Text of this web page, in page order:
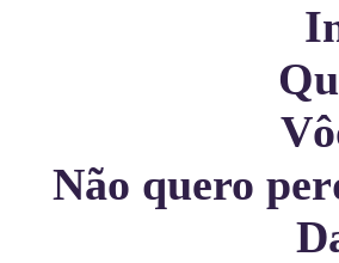
Não quero